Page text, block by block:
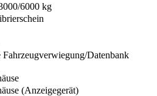
6000 kg
Fahrzeugverwiegung/Datenbank
(Anzeigegerät)